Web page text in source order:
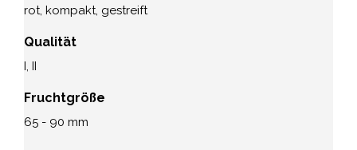
rot, kompakt, gestreift
Qualität
I, II
Fruchtgröße
65 - 90 mm